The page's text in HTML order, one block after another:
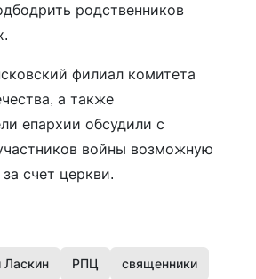
родственников
филиал комитета
а также
епархии обсудили с
войны возможную
счет церкви.
РПЦ священники